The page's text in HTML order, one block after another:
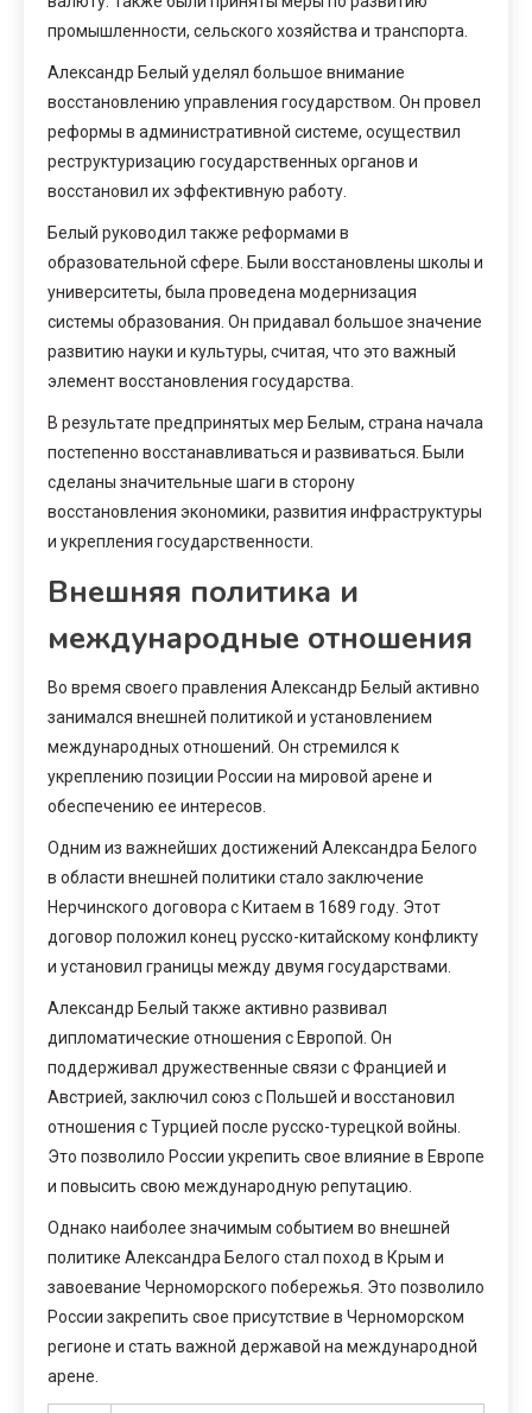
промышленности, сельского хозяйства и транспорта.
Александр Белый уделял большое внимание
восстановлению управления государством. Он провел
реформы в административной системе, осуществил
реструктуризацию государственных органов и
восстановил их эффективную работу.
Белый руководил также реформами в
образовательной сфере. Были восстановлены школы и
университеты, была проведена модернизация
системы образования. Он придавал большое значение
развитию науки и культуры, считая, что это важный
элемент восстановления государства.
В результате предпринятых мер Белым, страна начала
постепенно восстанавливаться и развиваться. Были
сделаны значительные шаги в сторону
восстановления экономики, развития инфраструктуры
и укрепления государственности.
Внешняя политика и
международные отношения
Во время своего правления Александр Белый активно
занимался внешней политикой и установлением
международных отношений. Он стремился к
укреплению позиции России на мировой арене и
обеспечению ее интересов.
Одним из важнейших достижений Александра Белого
в области внешней политики стало заключение
Нерчинского договора с Китаем в 1689 году. Этот
договор положил конец русско-китайскому конфликту
и установил границы между двумя государствами.
Александр Белый также активно развивал
дипломатические отношения с Европой. Он
поддерживал дружественные связи с Францией и
Австрией, заключил союз с Польшей и восстановил
отношения с Турцией после русско-турецкой войны.
Это позволило России укрепить свое влияние в Европе
и повысить свою международную репутацию.
Однако наиболее значимым событием во внешней
политике Александра Белого стал поход в Крым и
завоевание Черноморского побережья. Это позволило
России закрепить свое присутствие в Черноморском
регионе и стать важной державой на международной
арене.